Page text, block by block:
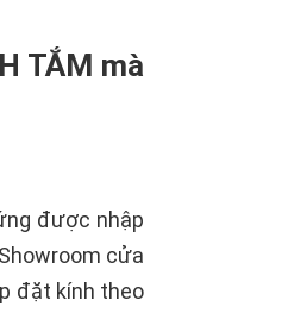
TẮM mà
được nhập
cửa
đặt kính theo